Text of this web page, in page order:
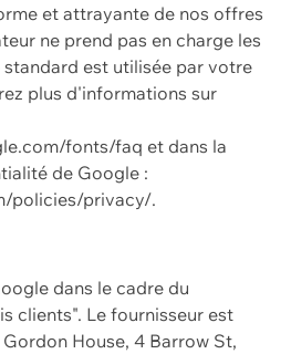
et attrayante de nos offres
ne prend pas en charge les
est utilisée par votre
plus d'informations sur
fonts/faq et dans la
de Google :
policies/privacy/.
dans le cadre du
clients". Le fournisseur est
House, 4 Barrow St,